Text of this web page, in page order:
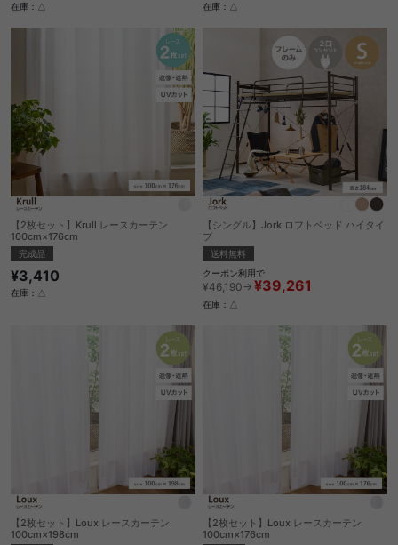
在庫：△ 在庫：△
【2枚セット】Krull レースカーテン
100cm×176cm
完成品
¥3,410
在庫：△
【シングル】Jork ロフトベッド ハイタイ
プ
送料無料
クーポン利用で
¥46,190→ ¥39,261
在庫：△
【2枚セット】Loux レースカーテン
100cm×198cm
【2枚セット】Loux レースカーテン
100cm×176cm